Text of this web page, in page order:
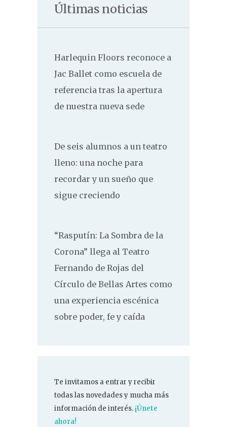
Últimas noticias
Harlequin Floors reconoce a
Jac Ballet como escuela de
referencia tras la apertura
de nuestra nueva sede
De seis alumnos a un teatro
lleno: una noche para
recordar y un sueño que
sigue creciendo
“Rasputín: La Sombra de la
Corona” llega al Teatro
Fernando de Rojas del
Círculo de Bellas Artes como
una experiencia escénica
sobre poder, fe y caída
Te invitamos a entrar y recibir
todas las novedades y mucha más
información de interés. ¡Únete
ahora!